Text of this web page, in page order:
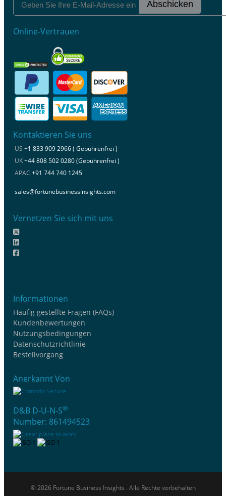
Abschicken
Online-Vertrauen
Kontaktieren Sie uns
US +1 833 909 2966 ( Gebührenfrei )
UK+44 808 502 0280 (Gebührenfrei )
APAC +91 744 740 1245
sales@fortunebusinessinsights.com
Vernetzen Sie sich mit uns
Informationen
Häufig gestellte Fragen (FAQs)
Kundenbewertungen
Nutzungsbedingungen
Datenschutzrichtlinie
Bestellvorgang
Anerkannt Von
D&B D-U-N-S®
Number: 861494523
© 2026 Fortune Business Insights . Alle Rechte vorbehalten